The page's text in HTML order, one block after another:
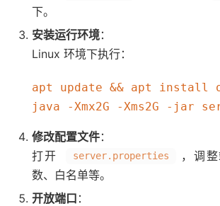
下。
安装运行环境：
Linux 环境下执行：
apt update && apt install
修改配置文件：
打开
server.properties
，调
数、白名单等。
开放端口 ：